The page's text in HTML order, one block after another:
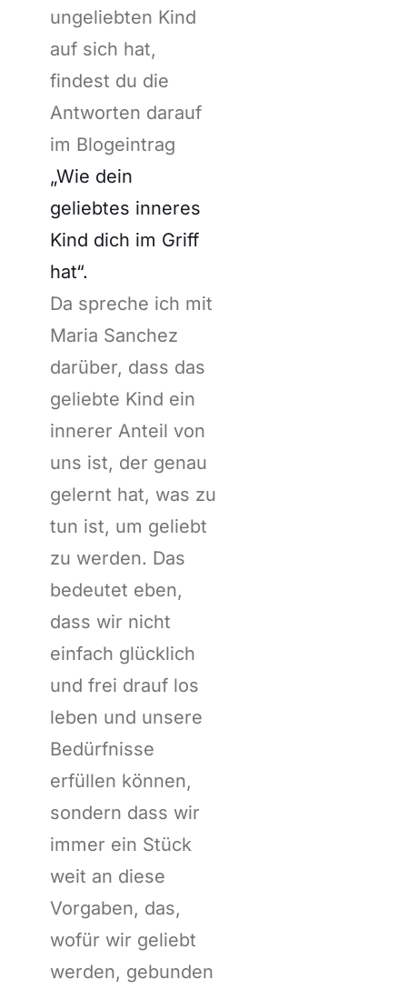
ungeliebten Kind
auf sich hat,
findest du die
Antworten darauf
im Blogeintrag
„Wie dein
geliebtes inneres
Kind dich im Griff
hat“.
Da spreche ich mit
Maria Sanchez
darüber, dass das
geliebte Kind ein
innerer Anteil von
uns ist, der genau
gelernt hat, was zu
tun ist, um geliebt
zu werden. Das
bedeutet eben,
dass wir nicht
einfach glücklich
und frei drauf los
leben und unsere
Bedürfnisse
erfüllen können,
sondern dass wir
immer ein Stück
weit an diese
Vorgaben, das,
wofür wir geliebt
werden, gebunden